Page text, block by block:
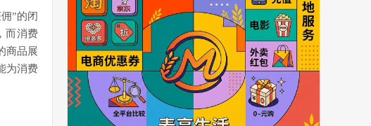
”的闭
而消费
商品展
为消费